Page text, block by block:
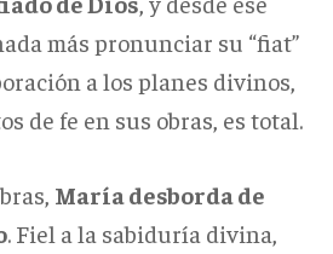
más pronunciar su “fiat”
a los planes divinos,
de fe en sus obras, es total.
María desborda de
. Fiel a la sabiduría divina,